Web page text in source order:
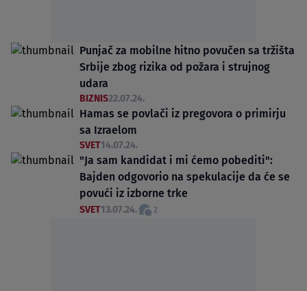
Punjač za mobilne hitno povučen sa tržišta
Srbije zbog rizika od požara i strujnog
udara
BIZNIS22.07.24.
Hamas se povlači iz pregovora o primirju
sa Izraelom
SVET14.07.24.
"Ja sam kandidat i mi ćemo pobediti":
Bajden odgovorio na spekulacije da će se
povući iz izborne trke
SVET13.07.24. 2